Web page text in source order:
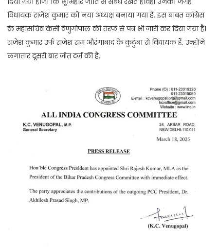
विधायक राजेश कुमार को नया अध्यक्ष बनाया गया है. इस बाबत कांग्रेस
के महासचिव केसी वेणुगोपाल की तरफ से पत्र भी जारी कर दिया गया है।
राजेश कुमार उर्फ राजेश राम औरंगाबाद के कुटुंबा से विधायक हैं. उन्होंने
लगातार दूसरी बार जीत दर्ज की है.